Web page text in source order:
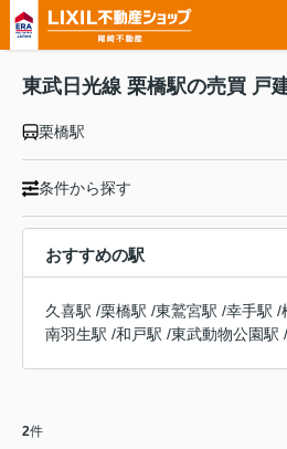
東武日光線 栗橋駅の売買 戸
栗橋駅
条件から探す
おすすめの駅
久喜駅 /栗橋駅 /東鷲宮駅 /幸手駅 /
南羽生駅 /和戸駅 /東武動物公園駅 /
2件